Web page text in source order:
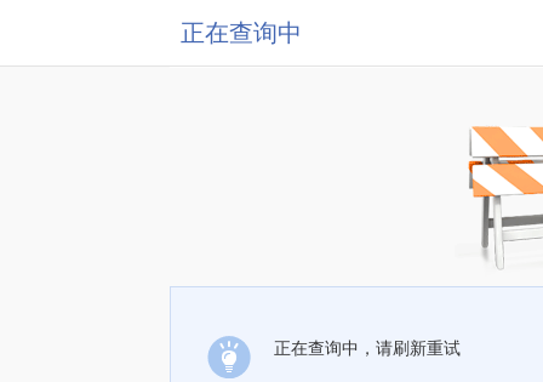
正在查询中
正在查询中，请刷新重试